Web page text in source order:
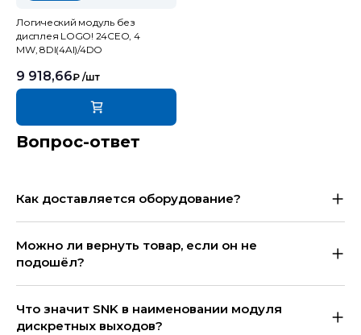
Логический модуль без
дисплея LOGO! 24CEO, 4
MW, 8DI(4AI)/4DO
9 918,66₽ /шт
Вопрос-ответ
Как доставляется оборудование?
Можно ли вернуть товар, если он не
подошёл?
Что значит SNK в наименовании модуля
дискретных выходов?